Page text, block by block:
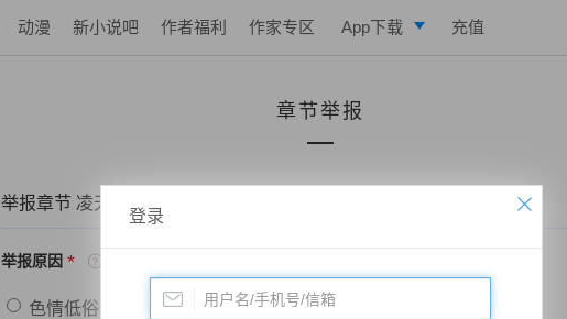
动漫 新小说吧 作者福利 作家专区 App下载
写作助手
充值
章节举报
举报章节 凌天战魂——第1020章 我相信老师
举报原因 *
色情低俗 政治敏感 暴力低俗
登录